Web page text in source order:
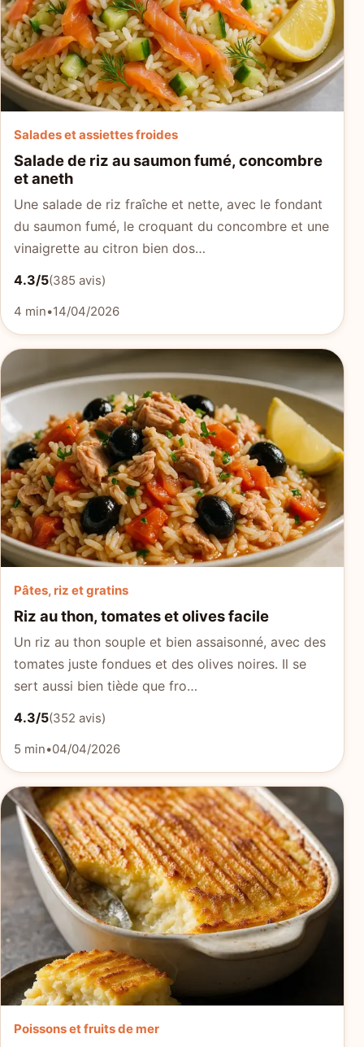
Salades et assiettes froides
Salade de riz au saumon fumé, concombre
et aneth
Une salade de riz fraîche et nette, avec le fondant
du saumon fumé, le croquant du concombre et une
vinaigrette au citron bien dos…
4.3/5(385 avis)
4 min•14/04/2026
Pâtes, riz et gratins
Riz au thon, tomates et olives facile
Un riz au thon souple et bien assaisonné, avec des
tomates juste fondues et des olives noires. Il se
sert aussi bien tiède que fro…
4.3/5(352 avis)
5 min•04/04/2026
Poissons et fruits de mer